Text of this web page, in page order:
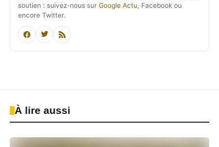
soutien : suivez-nous sur Google Actu, Facebook ou
encore Twitter.
À lire aussi